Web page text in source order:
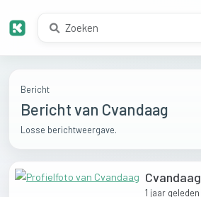
Bericht
Bericht van Cvandaag
Losse berichtweergave.
Cvandaag
1 jaar geleden